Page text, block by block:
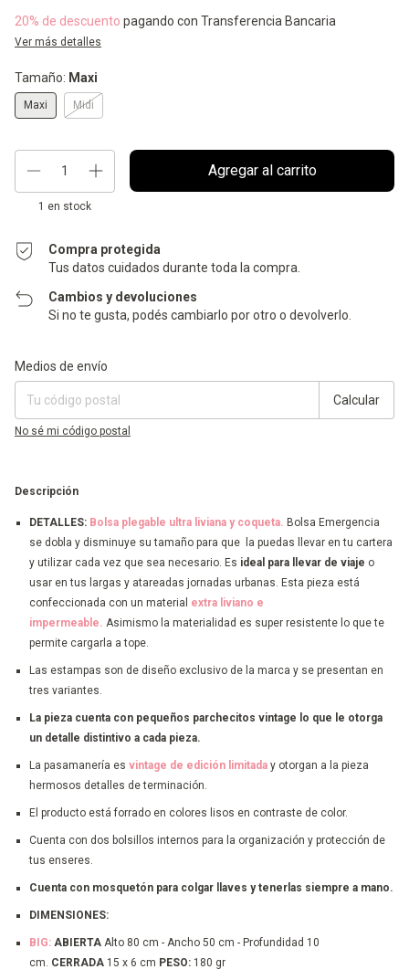
20% de descuento pagando con Transferencia Bancaria
Ver más detalles
Tamaño: Maxi
Maxi Midi
1 en stock
Compra protegida
Tus datos cuidados durante toda la compra.
Cambios y devoluciones
Si no te gusta, podés cambiarlo por otro o devolverlo.
Entregas para el CP:
Medios de envío
Calcular
No sé mi código postal
Descripción
DETALLES: Bolsa plegable ultra liviana y coqueta. Bolsa Emergencia
se dobla y disminuye su tamaño para que la puedas llevar en tu cartera
y utilizar cada vez que sea necesario. Es ideal para llevar de viaje o
usar en tus largas y atareadas jornadas urbanas. Esta pieza está
confeccionada con un material extra liviano e
impermeable. Asimismo la materialidad es super resistente lo que te
permite cargarla a tope.
Las estampas son de diseño exclusivo de la marca y se presentan en
tres variantes.
La pieza cuenta con pequeños parchecitos vintage lo que le otorga
un detalle distintivo a cada pieza.
La pasamanería es vintage de edición limitada y otorgan a la pieza
hermosos detalles de terminación.
El producto está forrado en colores lisos en contraste de color.
Cuenta con dos bolsillos internos para la organización y protección de
tus enseres.
Cuenta con mosquetón para colgar llaves y tenerlas siempre a mano.
DIMENSIONES:
BIG: ABIERTA Alto 80 cm - Ancho 50 cm - Profundidad 10
cm. CERRADA 15 x 6 cm PESO: 180 gr